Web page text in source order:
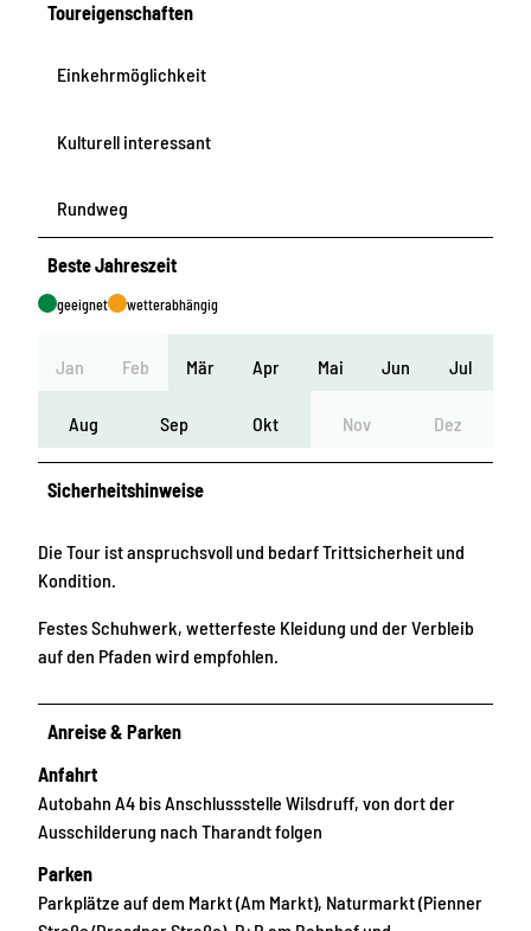
Toureigenschaften
Einkehrmöglichkeit
Kulturell interessant
Rundweg
Beste Jahreszeit
geeignet wetterabhängig
Jan Feb Mär Apr Mai Jun Jul
Aug Sep Okt Nov Dez
Sicherheitshinweise
Die Tour ist anspruchsvoll und bedarf Trittsicherheit und
Kondition.
Festes Schuhwerk, wetterfeste Kleidung und der Verbleib
auf den Pfaden wird empfohlen.
Anreise & Parken
Anfahrt
Autobahn A4 bis Anschlussstelle Wilsdruff, von dort der
Ausschilderung nach Tharandt folgen
Parken
Parkplätze auf dem Markt (Am Markt), Naturmarkt (Pienner